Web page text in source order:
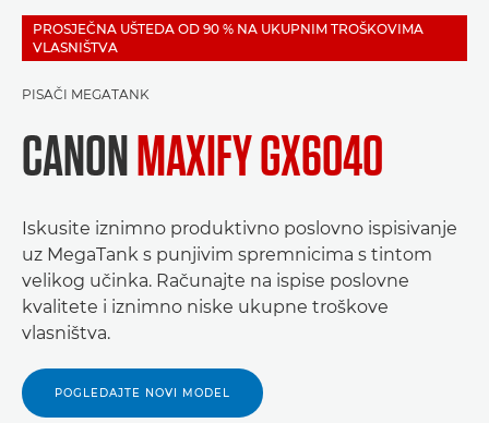
PROSJEČNA UŠTEDA OD 90 % NA UKUPNIM TROŠKOVIMA
VLASNIŠTVA
PISAČI MEGATANK
CANONMAXIFY GX6040
Iskusite iznimno produktivno poslovno ispisivanje
uz MegaTank s punjivim spremnicima s tintom
velikog učinka. Računajte na ispise poslovne
kvalitete i iznimno niske ukupne troškove
vlasništva.
POGLEDAJTE NOVI MODEL